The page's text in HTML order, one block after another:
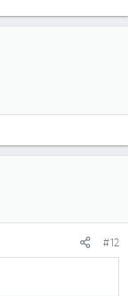
#12